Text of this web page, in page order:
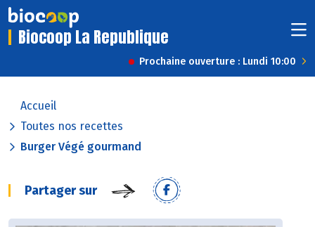
Biocoop La Republique
Prochaine ouverture : Lundi 10:00
Accueil
Toutes nos recettes
Burger Végé gourmand
Partager sur